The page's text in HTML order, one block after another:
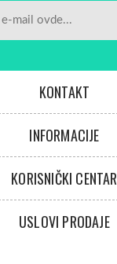
KONTAKT
INFORMACIJE
KORISNIČKI CENTAR
USLOVI PRODAJE